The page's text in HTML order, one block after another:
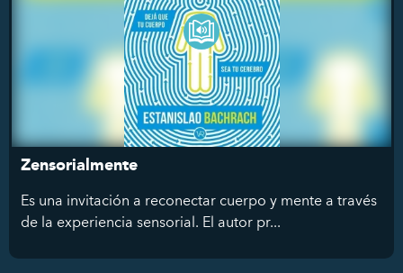
Zensorialmente
Es una invitación a reconectar cuerpo y mente a través
de la experiencia sensorial. El autor pr...